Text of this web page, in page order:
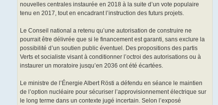
nouvelles centrales instaurée en 2018 à la suite d’un vote populaire
tenu en 2017, tout en encadrant l’instruction des futurs projets.
Le Conseil national a retenu qu’une autorisation de construire ne
pourrait être délivrée que si le financement est garanti, sans exclure la
possibilité d’un soutien public éventuel. Des propositions des partis
Verts et socialiste visant à conditionner l’octroi des autorisations ou à
instaurer un moratoire jusqu’en 2036 ont été écartées.
Le ministre de l’Énergie Albert Rösti a défendu en séance le maintien
de l’option nucléaire pour sécuriser l’approvisionnement électrique sur
le long terme dans un contexte jugé incertain. Selon l’exposé